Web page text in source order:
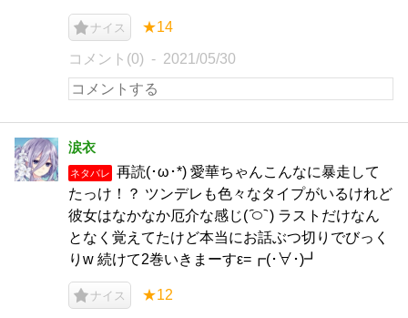
ナイス ★14
コメント(0) 2021/05/30
涙衣
ネタバレ
再読(･ω･*) 愛華ちゃんこんなに暴走して
たっけ！？ ツンデレも色々なタイプがいるけれど
彼女はなかなか厄介な感じ( ᷇࿀ ᷆ ) ラストだけなん
となく覚えてたけど本当にお話ぶつ切りでびっく
りw 続けて2巻いきまーすε=┏(･∀･)┛
ナイス ★12